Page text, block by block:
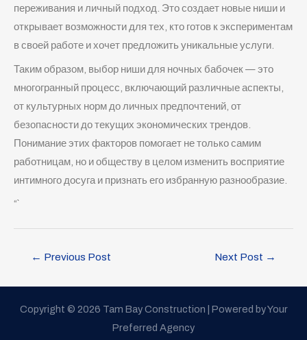
переживания и личный подход. Это создает новые ниши и
открывает возможности для тех, кто готов к экспериментам
в своей работе и хочет предложить уникальные услуги.
Таким образом, выбор ниши для ночных бабочек — это
многогранный процесс, включающий различные аспекты,
от культурных норм до личных предпочтений, от
безопасности до текущих экономических трендов.
Понимание этих факторов помогает не только самим
работницам, но и обществу в целом изменить восприятие
интимного досуга и признать его избранную разнообразие.
“`
← Previous Post Next Post →
Copyright © 2026 Tam Bay Construction | Powered by Your
Preferred Agency